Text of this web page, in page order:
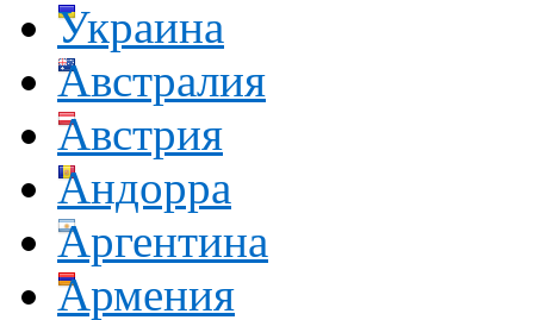
Украина
Австралия
Австрия
Андорра
Аргентина
Армения